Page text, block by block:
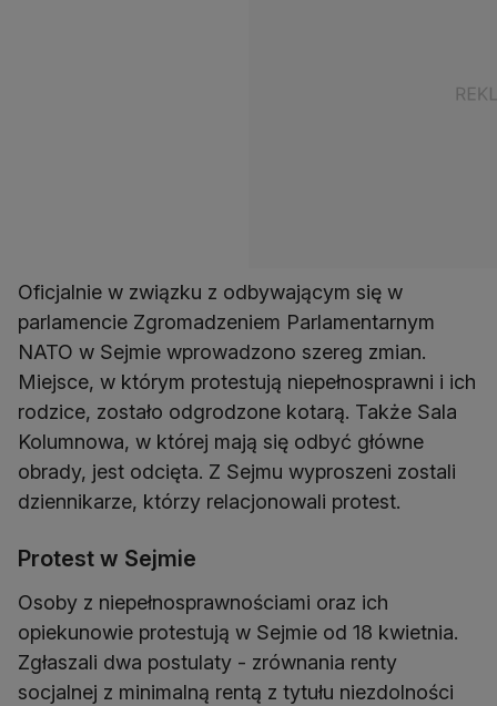
Oficjalnie w związku z odbywającym się w
parlamencie Zgromadzeniem Parlamentarnym
NATO w Sejmie wprowadzono szereg zmian.
Miejsce, w którym protestują niepełnosprawni i ich
rodzice, zostało odgrodzone kotarą. Także Sala
Kolumnowa, w której mają się odbyć główne
obrady, jest odcięta. Z Sejmu wyproszeni zostali
dziennikarze, którzy relacjonowali protest.
Protest w Sejmie
Osoby z niepełnosprawnościami oraz ich
opiekunowie protestują w Sejmie od 18 kwietnia.
Zgłaszali dwa postulaty - zrównania renty
socjalnej z minimalną rentą z tytułu niezdolności